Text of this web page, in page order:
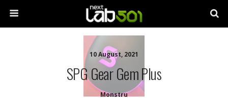
10 August, 2021
SPG Gear Gem Plus
Monstru